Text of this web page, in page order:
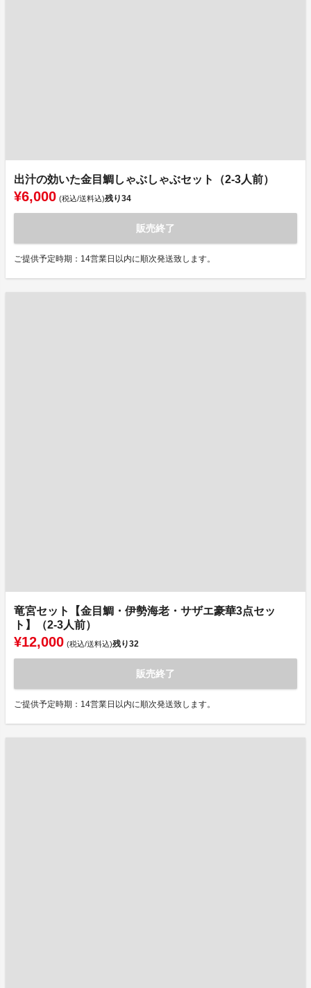
出汁の効いた金目鯛しゃぶしゃぶセット（2-3人前）
¥6,000 (税込/送料込)残り34
販売終了
ご提供予定時期：14営業日以内に順次発送致します。
竜宮セット【金目鯛・伊勢海老・サザエ豪華3点セッ
ト】（2-3人前）
¥12,000 (税込/送料込)残り32
販売終了
ご提供予定時期：14営業日以内に順次発送致します。